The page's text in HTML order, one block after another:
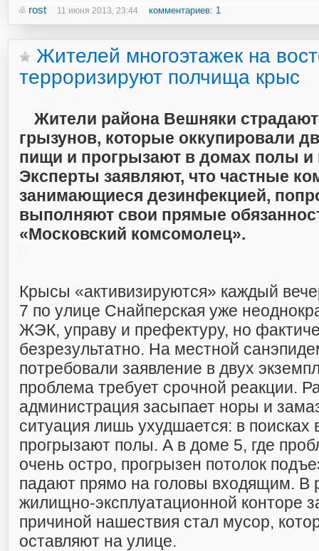
rost 11 июня 2013, 23:44 комментариев: 1
Жителей многоэтажек на
терроризируют полчища крыс
Жители района Вешняки
грызунов, которые оккупировали
пищи и прогрызают в домах полы и
Эксперты заявляют, что частные
занимающиеся дезинфекцией,
выполняют свои прямые
«Московский комсомолец».
Крысы «активизируются» каждый
7 по улице Снайперская уже
ЖЭК, управу и префектуру, но
безрезультатно. На местной
потребовали заявление в двух
проблема требует срочной реакции.
администрация засыпает норы и
ситуация лишь ухудшается: в
прогрызают полы. А в доме 5, где
очень остро, прогрызен потолок
падают прямо на головы входящим. В
жилищно-эксплуатационной конторе
причиной нашествия стал мусор,
оставляют на улице.